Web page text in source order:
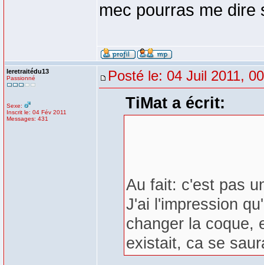
mec pourras me dire
leretraitédu13
Passionné
Sexe:
Inscrit le: 04 Fév 2011
Messages: 431
Posté le: 04 Juil 2011,
TiMat a écrit:
Au fait: c'est pas
J'ai l'impression
changer la coque,
existait, ca se